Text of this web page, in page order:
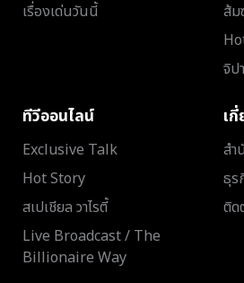
เรื่องเด่นวันนี้
ส้ม
จิป
ทีวีออนไลน์
Exclusive Talk
Hot Story
สเปเชียล วาไรตี้
Live Broadcast / The
Billionaire Way
เ
สำ
ธุร
ติด